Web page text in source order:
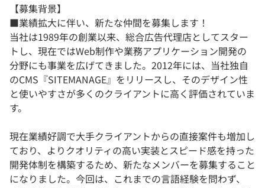
【募集背景】
■業績拡大に伴い、新たな仲間を募集します！
当社は1989年の創業以来、総合広告代理店としてスター
トし、現在ではWeb制作や業務アプリケーション開発の
分野にも事業を広げてきました。2012年には、当社独自
のCMS『SITEMANAGE』をリリースし、そのデザイン性
と使いやすさが多くのクライアントに高く評価されていま
す。
現在業績好調で大手クライアントからの直接案件も増加し
ており、よりクオリティの高い実装とスピード感を持った
開発体制を構築するため、新たなメンバーを募集すること
になりました。今回は、これまでの言語経験を問わず、